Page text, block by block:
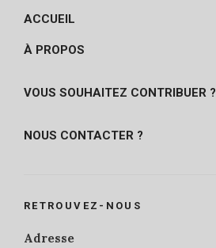
ACCUEIL
À PROPOS
VOUS SOUHAITEZ CONTRIBUER ?
NOUS CONTACTER ?
RETROUVEZ-NOUS
Adresse